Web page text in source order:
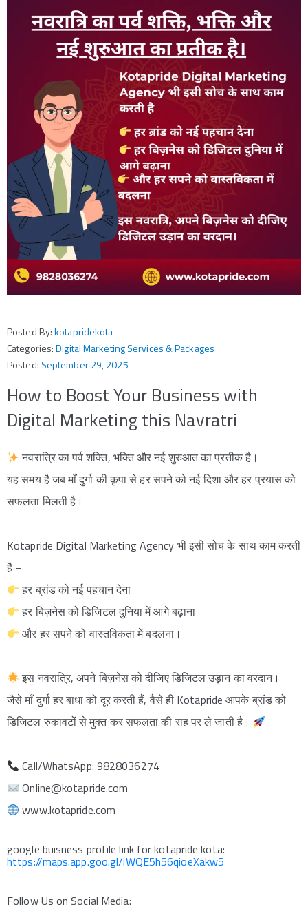
Posted By:kotapridekota
Categories:Digital Marketing Services & Packages
Posted: September 29, 2025
How to Boost Your Business with
Digital Marketing this Navratri
नवरात्रि का पर्व शक्ति, भक्ति और नई शुरुआत का प्रतीक है।
यह समय है जब माँ दुर्गा की कृपा से हर सपने को नई दिशा और हर प्रयास को
सफलता मिलती है।
Kotapride Digital Marketing Agency भी इसी सोच के साथ काम करती
है –
हर ब्रांड को नई पहचान देना
हर बिज़नेस को डिजिटल दुनिया में आगे बढ़ाना
और हर सपने को वास्तविकता में बदलना।
इस नवरात्रि, अपने बिज़नेस को दीजिए डिजिटल उड़ान का वरदान।
जैसे माँ दुर्गा हर बाधा को दूर करती हैं, वैसे ही Kotapride आपके ब्रांड को
डिजिटल रुकावटों से मुक्त कर सफलता की राह पर ले जाती है।
Call/WhatsApp: 9828036274
Online@kotapride.com
www.kotapride.com
google buisness profile link for kotapride kota:
https://maps.app.goo.gl/iWQE5h56qioeXakw5
Follow Us on Social Media: